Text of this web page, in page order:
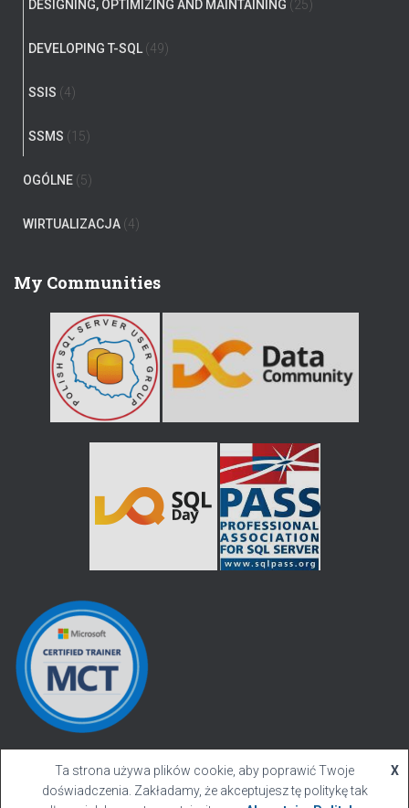
DESIGNING, OPTIMIZING AND MAINTAINING (25)
DEVELOPING T-SQL(49)
SSIS (4)
SSMS (15)
OGÓLNE (5)
WIRTUALIZACJA (4)
My Communities
Ta strona używa plików cookie, aby poprawić Twoje
doświadczenia. Zakładamy, że akceptujesz tę politykę tak
X